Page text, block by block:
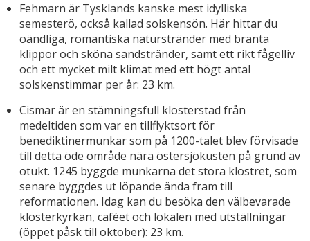
Fehmarn är Tysklands kanske mest idylliska
semesterö, också kallad solskensön. Här hittar du
oändliga, romantiska naturstränder med branta
klippor och sköna sandstränder, samt ett rikt fågelliv
och ett mycket milt klimat med ett högt antal
solskenstimmar per år: 23 km.
Cismar är en stämningsfull klosterstad från
medeltiden som var en tillflyktsort för
benediktinermunkar som på 1200-talet blev förvisade
till detta öde område nära östersjökusten på grund av
otukt. 1245 byggde munkarna det stora klostret, som
senare byggdes ut löpande ända fram till
reformationen. Idag kan du besöka den välbevarade
klosterkyrkan, caféet och lokalen med utställningar
(öppet påsk till oktober): 23 km.